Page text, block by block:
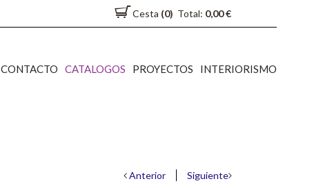
CONTACTO CATALOGOS PROYECTOS INTERIORISMO
Cesta (0) Total: 0,00 €
Anterior Siguiente